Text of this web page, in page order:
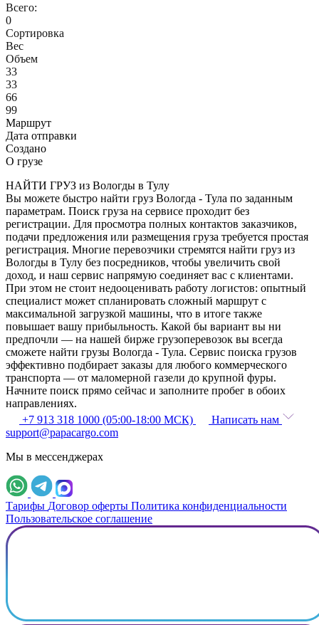
Всего:
0
Сортировка
Вес
Объем
33
33
66
99
Маршрут
Дата отправки
Создано
О грузе
НАЙТИ ГРУЗ из Вологды в Тулу
Вы можете быстро найти груз Вологда - Тула по заданным
параметрам. Поиск груза на сервисе проходит без
регистрации. Для просмотра полных контактов заказчиков,
подачи предложения или размещения груза требуется простая
регистрация. Многие перевозчики стремятся найти груз из
Вологды в Тулу без посредников, чтобы увеличить свой
доход, и наш сервис напрямую соединяет вас с клиентами.
При этом не стоит недооценивать работу логистов: опытный
специалист может спланировать сложный маршрут с
максимальной загрузкой машины, что в итоге также
повышает вашу прибыльность. Какой бы вариант вы ни
предпочли — на нашей бирже грузоперевозок вы всегда
сможете найти грузы Вологда - Тула. Сервис поиска грузов
эффективно подбирает заказы для любого коммерческого
транспорта — от маломерной газели до крупной фуры.
Начните поиск прямо сейчас и заполните пробег в обоих
направлениях.
+7 913 318 1000 (05:00-18:00 МСК)
Написать нам
support@papacargo.com
Мы в мессенджерах
Тарифы Договор оферты Политика конфиденциальности
Пользовательское соглашение